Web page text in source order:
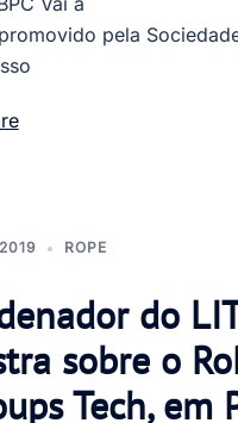
pela
ROPE
do
sobre o
Tech, em